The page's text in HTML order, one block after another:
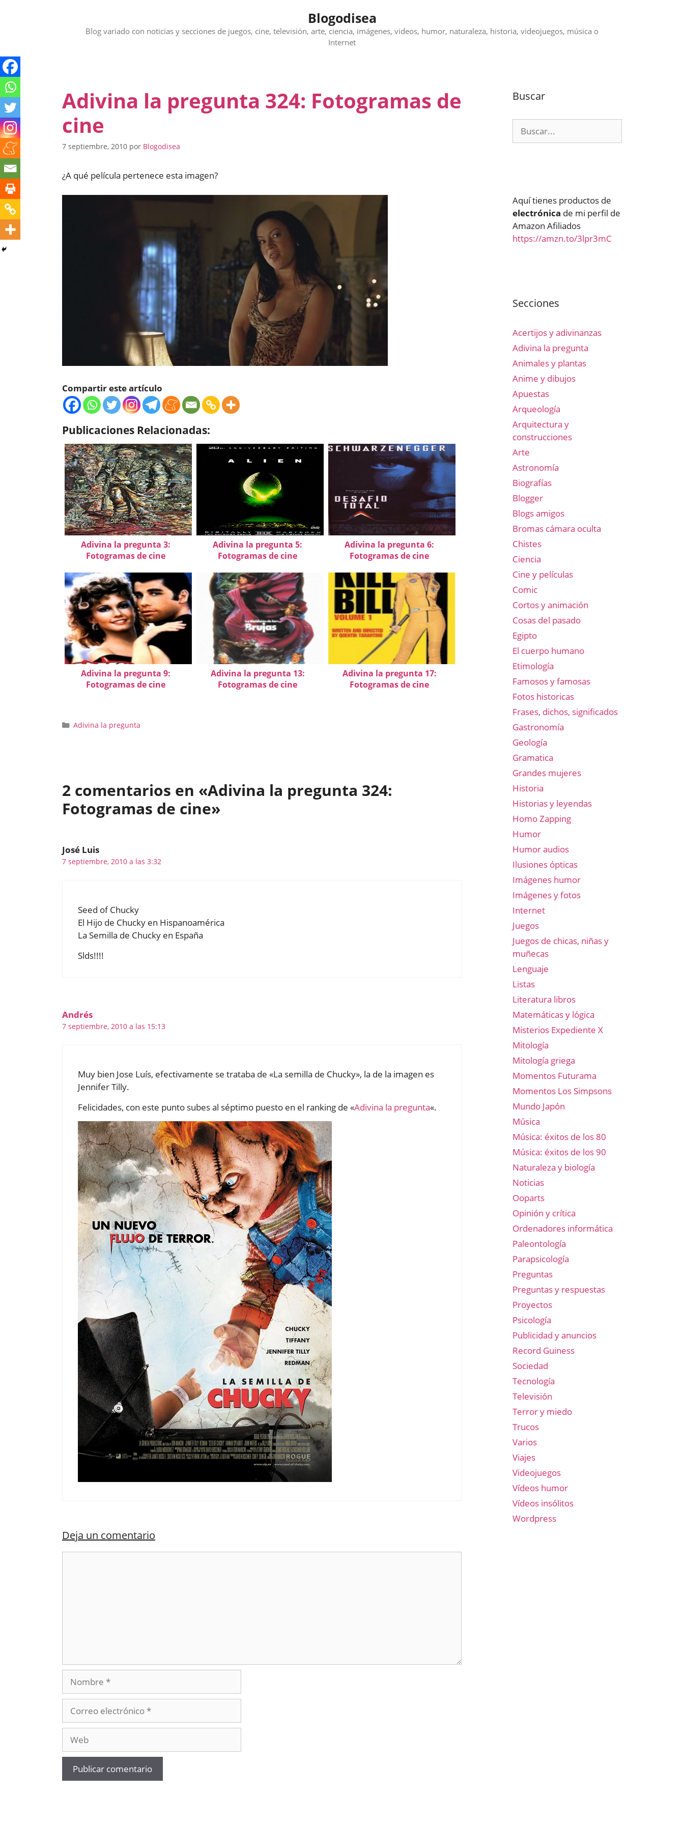
Blogodisea
Blog variado con noticias y secciones de juegos, cine, televisión, arte, ciencia, imágenes, videos, humor, naturaleza, historia, videojuegos, música o
Internet
Adivina la pregunta 324: Fotogramas de
cine
7 septiembre, 2010 por Blogodisea
¿A qué película pertenece esta imagen?
Compartir este artículo
Publicaciones Relacionadas:
Adivina la pregunta 3:
Fotogramas de cine
Adivina la pregunta 5:
Fotogramas de cine
Adivina la pregunta 6:
Fotogramas de cine
Adivina la pregunta 9:
Fotogramas de cine
Adivina la pregunta 13:
Fotogramas de cine
Adivina la pregunta 17:
Fotogramas de cine
Categorías
Adivina la pregunta
2 comentarios en «Adivina la pregunta 324:
Fotogramas de cine»
José Luis
7 septiembre, 2010 a las 3:32
Seed of Chucky
El Hijo de Chucky en Hispanoamérica
La Semilla de Chucky en España
Slds!!!!
Andrés
7 septiembre, 2010 a las 15:13
Muy bien Jose Luís, efectivamente se trataba de «La semilla de Chucky», la de la imagen es
Jennifer Tilly.
Felicidades, con este punto subes al séptimo puesto en el ranking de «Adivina la pregunta«.
Deja un comentario
Nombre
electrónico
Buscar
Aquí tienes productos de
electrónica de mi perfil de
Amazon Afiliados
https://amzn.to/3lpr3mC
Secciones
Acertijos y adivinanzas
Adivina la pregunta
Animales y plantas
Anime y dibujos
Apuestas
Arqueología
Arquitectura y
construcciones
Arte
Astronomía
Biografías
Blogger
Blogs amigos
Bromas cámara oculta
Chistes
Ciencia
Cine y películas
Comic
Cortos y animación
Cosas del pasado
Egipto
El cuerpo humano
Etimología
Famosos y famosas
Fotos historicas
Frases, dichos, significados
Gastronomía
Geología
Gramatica
Grandes mujeres
Historia
Historias y leyendas
Homo Zapping
Humor
Humor audios
Ilusiones ópticas
Imágenes humor
Imágenes y fotos
Internet
Juegos
Juegos de chicas, niñas y
muñecas
Lenguaje
Listas
Literatura libros
Matemáticas y lógica
Misterios Expediente X
Mitología
Mitología griega
Momentos Futurama
Momentos Los Simpsons
Mundo Japón
Música
Música: éxitos de los 80
Música: éxitos de los 90
Naturaleza y biología
Noticias
Ooparts
Opinión y crítica
Ordenadores informática
Paleontología
Parapsicología
Preguntas
Preguntas y respuestas
Proyectos
Psicología
Publicidad y anuncios
Record Guiness
Sociedad
Tecnología
Televisión
Terror y miedo
Trucos
Varios
Viajes
Videojuegos
Vídeos humor
Vídeos insólitos
Wordpress